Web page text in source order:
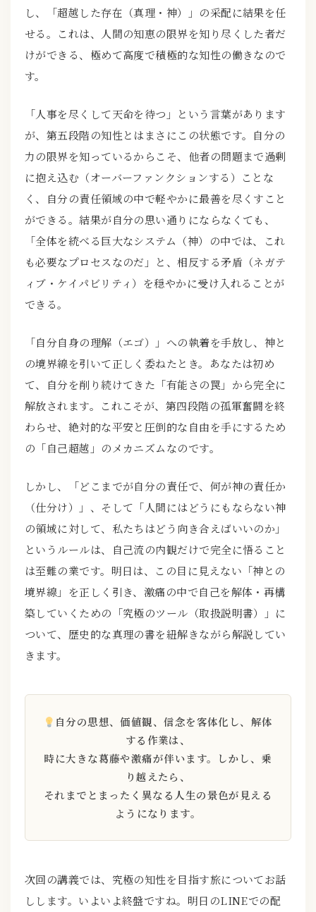
し、「超越した存在（真理・神）」の采配に結果を任
せる。これは、人間の知恵の限界を知り尽くした者だ
けができる、極めて高度で積極的な知性の働きなので
す。
「人事を尽くして天命を待つ」という言葉があります
が、第五段階の知性とはまさにこの状態です。自分の
力の限界を知っているからこそ、他者の問題まで過剰
に抱え込む（オーバーファンクションする）ことな
く、自分の責任領域の中で軽やかに最善を尽くすこと
ができる。結果が自分の思い通りにならなくても、
「全体を統べる巨大なシステム（神）の中では、これ
も必要なプロセスなのだ」と、相反する矛盾（ネガテ
ィブ・ケイパビリティ）を穏やかに受け入れることが
できる。
「自分自身の理解（エゴ）」への執着を手放し、神と
の境界線を引いて正しく委ねたとき。あなたは初め
て、自分を削り続けてきた「有能さの罠」から完全に
解放されます。これこそが、第四段階の孤軍奮闘を終
わらせ、絶対的な平安と圧倒的な自由を手にするため
の「自己超越」のメカニズムなのです。
しかし、「どこまでが自分の責任で、何が神の責任か
（仕分け）」、そして「人間にはどうにもならない神
の領域に対して、私たちはどう向き合えばいいのか」
というルールは、自己流の内観だけで完全に悟ること
は至難の業です。明日は、この目に見えない「神との
境界線」を正しく引き、激痛の中で自己を解体・再構
築していくための「究極のツール（取扱説明書）」に
ついて、歴史的な真理の書を紐解きながら解説してい
きます。
自分の思想、価値観、信念を客体化し、解体
する作業は、
時に大きな葛藤や激痛が伴います。しかし、乗
り越えたら、
それまでとまったく異なる人生の景色が見える
ようになります。
次回の講義では、究極の知性を目指す旅についてお話
しします。いよいよ終盤ですね。明日のLINEでの配